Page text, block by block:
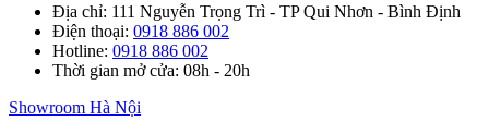
Địa chỉ: 111 Nguyễn Trọng Trì - TP Qui Nhơn - Bình Định
Điện thoại: 0918 886 002
Hotline: 0918 886 002
Thời gian mở cửa: 08h - 20h
Showroom Hà Nội